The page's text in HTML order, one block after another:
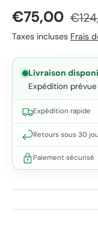
Prix soldé
€75,00 Prix
Taxes incluses Frais
Livraison
Expédition prévue
Expédition rapide
Retours sous 30
Paiement sécurisé